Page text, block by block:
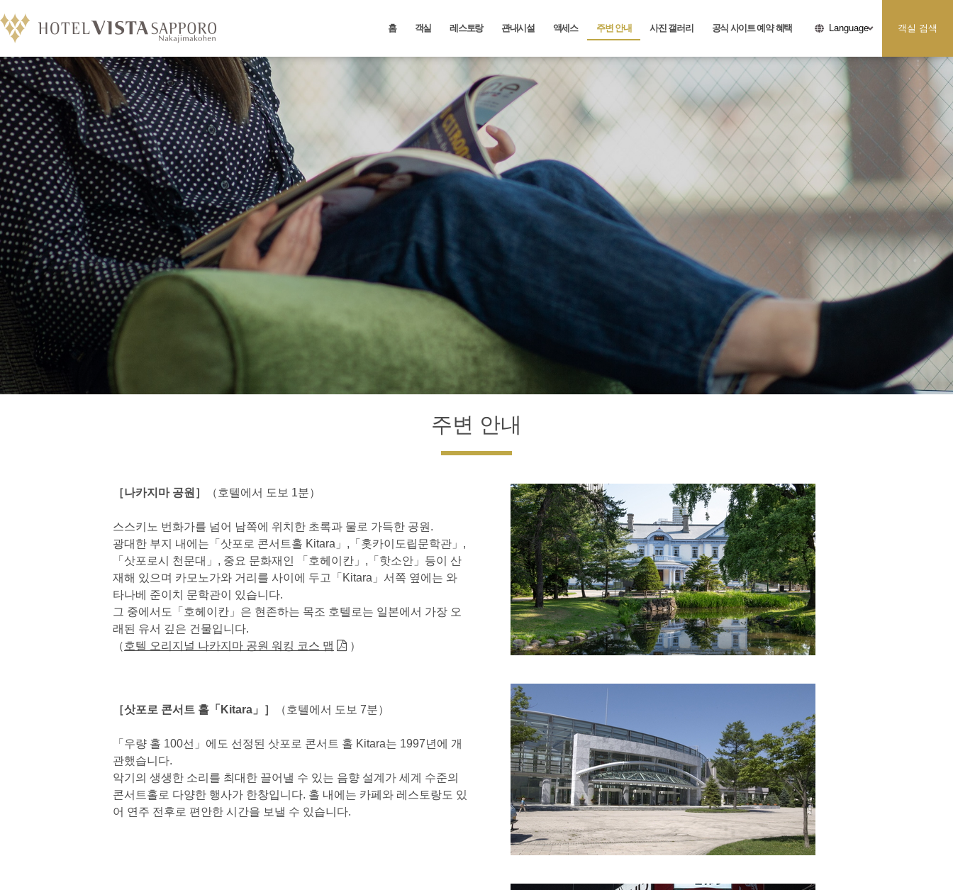
홈 객실 레스토랑 관내시설 액세스 주변 안내 사진 갤러리 공식 사이트 예약 혜택 Language 객실 검색
주변 안내
［나카지마 공원］ （호텔에서 도보 1분）
스스키노 번화가를 넘어 남쪽에 위치한 초록과 물로 가득한 공원.
광대한 부지 내에는「삿포로 콘서트홀 Kitara」,「홋카이도립문학관」,
「삿포로시 천문대」, 중요 문화재인 「호헤이칸」,「핫소안」등이 산
재해 있으며 카모노가와 거리를 사이에 두고「Kitara」서쪽 옆에는 와
타나베 준이치 문학관이 있습니다.
그 중에서도「호헤이칸」은 현존하는 목조 호텔로는 일본에서 가장 오
래된 유서 깊은 건물입니다.
（ 호텔 오리지널 나카지마 공원 워킹 코스 맵 ）
［삿포로 콘서트 홀「Kitara」］ （호텔에서 도보 7분）
「우량 홀 100선」에도 선정된 삿포로 콘서트 홀 Kitara는 1997년에 개
관했습니다.
악기의 생생한 소리를 최대한 끌어낼 수 있는 음향 설계가 세계 수준의
콘서트홀로 다양한 행사가 한창입니다. 홀 내에는 카페와 레스토랑도 있
어 연주 전후로 편안한 시간을 보낼 수 있습니다.